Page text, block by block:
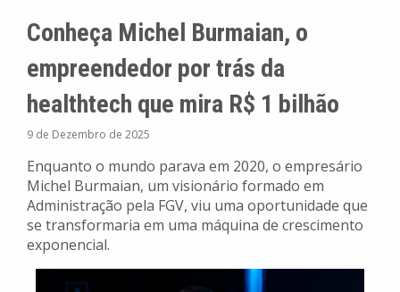
Conheça Michel Burmaian, o
empreendedor por trás da
healthtech que mira R$ 1 bilhão
9 de Dezembro de 2025
Enquanto o mundo parava em 2020, o empresário
Michel Burmaian, um visionário formado em
Administração pela FGV, viu uma oportunidade que
se transformaria em uma máquina de crescimento
exponencial.